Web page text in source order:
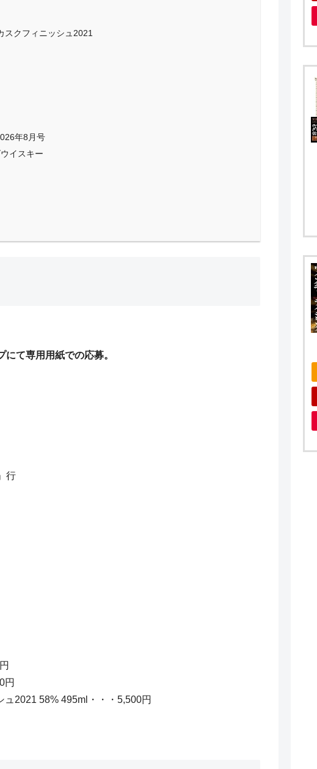
クフィニッシュ2021
年8月号
イスキー
て専用用紙での応募。
行
円
2021 58% 495ml・・・5,500円